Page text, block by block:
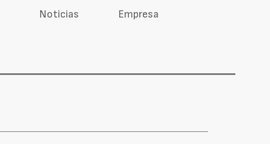
Noticias Empresa